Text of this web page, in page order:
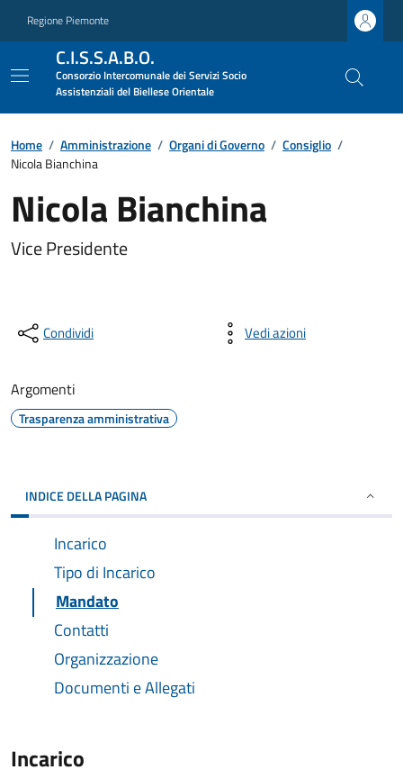
Regione Piemonte
C.I.S.S.A.B.O.
Consorzio Intercomunale dei Servizi Socio
Assistenziali del Biellese Orientale
Home / Amministrazione / Organi di Governo / Consiglio /
Nicola Bianchina
Nicola Bianchina
Vice Presidente
Condividi Vedi azioni
Argomenti
Trasparenza amministrativa
INDICE DELLA PAGINA
Incarico
Tipo di Incarico
Mandato
Contatti
Organizzazione
Documenti e Allegati
Incarico